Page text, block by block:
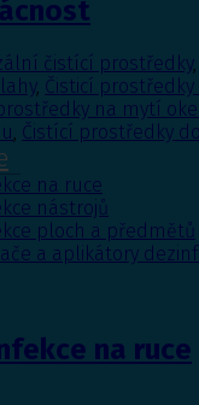
čistící prostředky,
, Čisticí prostředky
na mytí
, Čistící prostředky
na ruce
nástrojů
ploch a předmětů
a aplikátory
na ruce